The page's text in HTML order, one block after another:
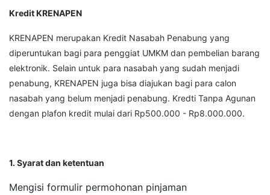
Kredit KRENAPEN
KRENAPEN merupakan Kredit Nasabah Penabung yang
diperuntukan bagi para penggiat UMKM dan pembelian barang
elektronik. Selain untuk para nasabah yang sudah menjadi
penabung, KRENAPEN juga bisa diajukan bagi para calon
nasabah yang belum menjadi penabung. Kredti Tanpa Agunan
dengan plafon kredit mulai dari Rp500.000 - Rp8.000.000.
1. Syarat dan ketentuan
Mengisi formulir permohonan pinjaman